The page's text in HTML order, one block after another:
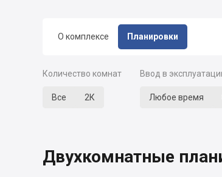
О комплексе Планировки
Количество комнат
Все 2К
Ввод в
Любое время
Двухкомнатные